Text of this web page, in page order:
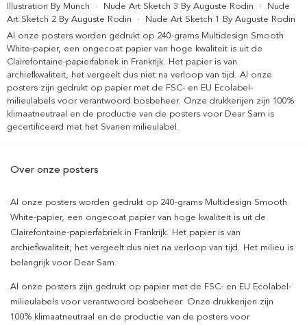
Illustration By Munch · Nude Art Sketch 3 By Auguste Rodin · Nude
Art Sketch 2 By Auguste Rodin · Nude Art Sketch 1 By Auguste Rodin
Al onze posters worden gedrukt op 240-grams Multidesign Smooth
White-papier, een ongecoat papier van hoge kwaliteit is uit de
Clairefontaine-papierfabriek in Frankrijk. Het papier is van
archiefkwaliteit, het vergeelt dus niet na verloop van tijd. Al onze
posters zijn gedrukt op papier met de FSC- en EU Ecolabel-
milieulabels voor verantwoord bosbeheer. Onze drukkerijen zijn 100%
klimaatneutraal en de productie van de posters voor Dear Sam is
gecertificeerd met het Svanen milieulabel.
Over onze posters
Al onze posters worden gedrukt op 240-grams Multidesign Smooth
White-papier, een ongecoat papier van hoge kwaliteit is uit de
Clairefontaine-papierfabriek in Frankrijk. Het papier is van
archiefkwaliteit, het vergeelt dus niet na verloop van tijd. Het milieu is
belangrijk voor Dear Sam.
Al onze posters zijn gedrukt op papier met de FSC- en EU Ecolabel-
milieulabels voor verantwoord bosbeheer. Onze drukkerijen zijn
100% klimaatneutraal en de productie van de posters voor